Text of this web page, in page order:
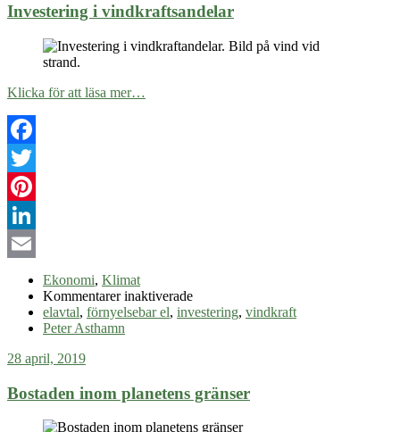
Investering i vindkraftsandelar
Klicka för att läsa mer…
Facebook
Twitter
Pinterest
LinkedIn
Ekonomi, Klimat
Kommentarer inaktiveradeför
Investering
elavtal, förnyelsebar el, investering, vindkraft
Peter Asthamn
28 april, 2019
Bostaden inom planetens gränser